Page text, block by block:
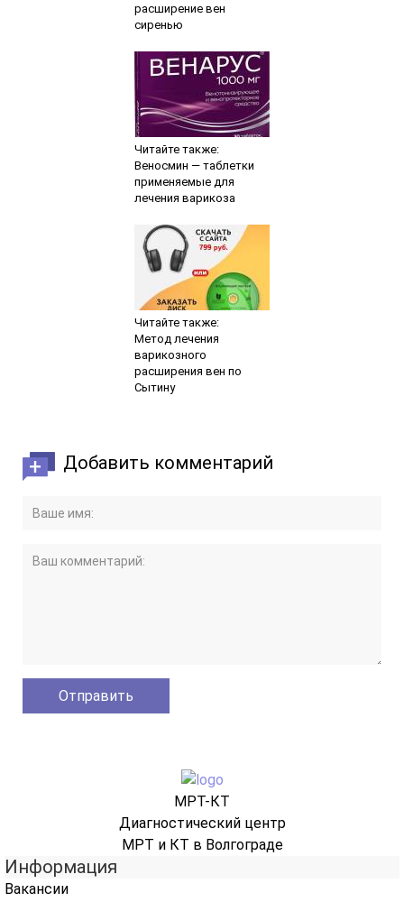
расширение вен
сиренью
Читайте также:
Веносмин — таблетки
применяемые для
лечения варикоза
Читайте также:
Метод лечения
варикозного
расширения вен по
Сытину
Добавить комментарий
МРТ-КТ
Диагностический центр
МРТ и КТ в Волгограде
Информация
Вакансии